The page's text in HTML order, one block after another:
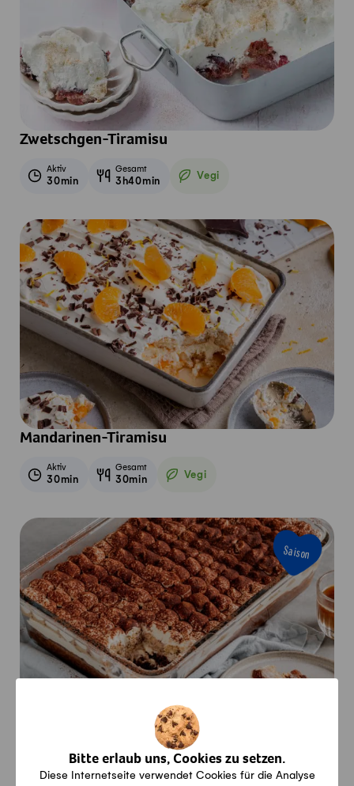
Bitte erlaub uns, Cookies zu setzen.
Diese Internetseite verwendet Cookies für die Analyse
Zwetschgen-Tiramisu
Aktiv
30min
Gesamt
3h40min Vegi
Vegetarisch
Mandarinen-Tiramisu
Aktiv
30min
Gesamt
30min Vegi
Vegetarisch
Saison
40min 1h10min Vegi
Vegetarisch